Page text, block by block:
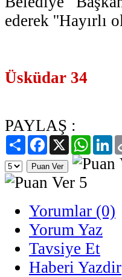
ederek ''Hayırlı
Üsküdar 34
PAYLAŞ :
PaylaşFacebook
X
Yorumlar (0)
Yorum Yaz
Tavsiye Et
Haberi Yazdir